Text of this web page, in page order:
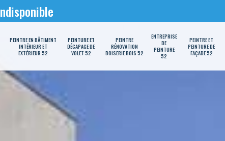
PEINTRE EN BÂTIMENT
INTÉRIEUR ET
EXTÉRIEUR 52
PEINTURE ET
DÉCAPAGE DE
VOLET 52
PEINTRE
RÉNOVATION
BOISERIE BOIS 52
ENTREPRISE
DE
PEINTURE
52
PEINTRE ET
PEINTURE DE
FAÇADE 52